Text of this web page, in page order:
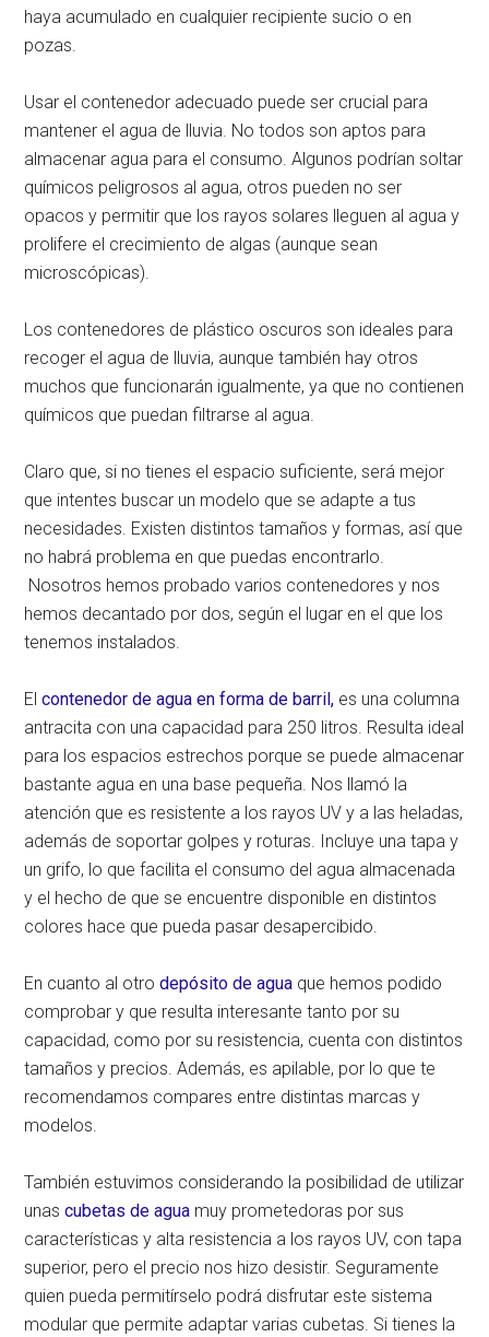
haya acumulado en cualquier recipiente sucio o en
pozas.
Usar el contenedor adecuado puede ser crucial para
mantener el agua de lluvia. No todos son aptos para
almacenar agua para el consumo. Algunos podrían soltar
químicos peligrosos al agua, otros pueden no ser
opacos y permitir que los rayos solares lleguen al agua y
prolifere el crecimiento de algas (aunque sean
microscópicas).
Los contenedores de plástico oscuros son ideales para
recoger el agua de lluvia, aunque también hay otros
muchos que funcionarán igualmente, ya que no contienen
químicos que puedan filtrarse al agua.
Claro que, si no tienes el espacio suficiente, será mejor
que intentes buscar un modelo que se adapte a tus
necesidades. Existen distintos tamaños y formas, así que
no habrá problema en que puedas encontrarlo.
Nosotros hemos probado varios contenedores y nos
hemos decantado por dos, según el lugar en el que los
tenemos instalados.
Elcontenedor de agua en forma de barril, es una columna
antracita con una capacidad para 250 litros. Resulta ideal
para los espacios estrechos porque se puede almacenar
bastante agua en una base pequeña. Nos llamó la
atención que es resistente a los rayos UV y a las heladas,
además de soportar golpes y roturas. Incluye una tapa y
un grifo, lo que facilita el consumo del agua almacenada
y el hecho de que se encuentre disponible en distintos
colores hace que pueda pasar desapercibido.
En cuanto al otrodepósito de agua que hemos podido
comprobar y que resulta interesante tanto por su
capacidad, como por su resistencia, cuenta con distintos
tamaños y precios. Además, es apilable, por lo que te
recomendamos compares entre distintas marcas y
modelos.
También estuvimos considerando la posibilidad de utilizar
unascubetas de agua muy prometedoras por sus
características y alta resistencia a los rayos UV, con tapa
superior, pero el precio nos hizo desistir. Seguramente
quien pueda permitírselo podrá disfrutar este sistema
modular que permite adaptar varias cubetas. Si tienes la